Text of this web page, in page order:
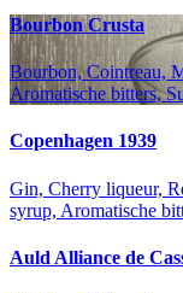
Bourbon Crusta
Bourbon, Cointreau,
Aromatische bitters,
Copenhagen 1939
Gin, Cherry liqueur,
syrup, Aromatische
Auld Alliance de